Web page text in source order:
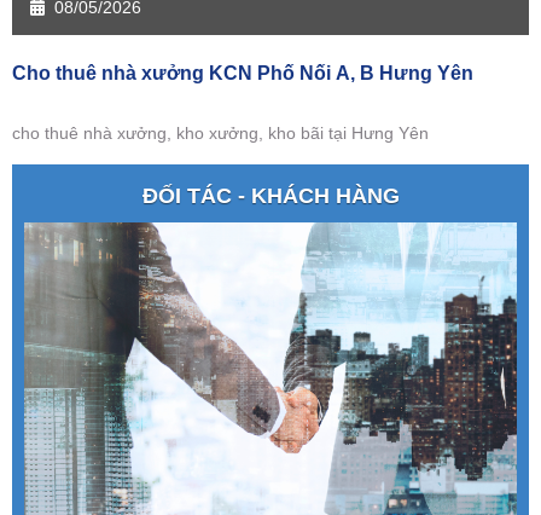
08/05/2026
Cho thuê nhà xưởng KCN Phố Nối A, B Hưng Yên
cho thuê nhà xưởng, kho xưởng, kho bãi tại Hưng Yên
ĐỐI TÁC - KHÁCH HÀNG